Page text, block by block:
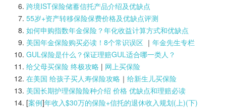
跨境IST保险储蓄信托产品介绍及优缺点
55岁+资产转移保险保费价格及优缺点评测
如何申购指数年金保险？年化收益计算方式和优缺点
美国年金保险购买必读！8个常识误区｜ 年金先生专栏
GUL保险是什么？保证理赔GUL适合哪一类人？
给父母买保险 终极攻略| 网上买保险
在美国 给孩子买人寿保险攻略｜ 给新生儿买保险
美国长期护理保险险种介绍 价格 优缺点和理赔必读
[案例]年收入$30万的保险+信托的退休收入规划(上)(下)